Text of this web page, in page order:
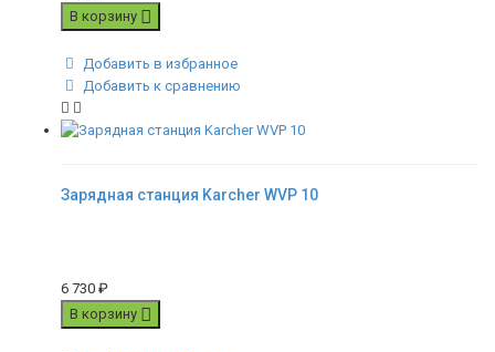
В корзину
Добавить в избранное
Добавить к сравнению
Зарядная станция Karcher WVP 10
6 730 ₽
В корзину